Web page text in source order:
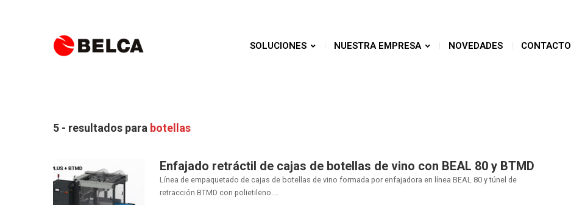
SOLUCIONES NUESTRA EMPRESA NOVEDADES CONTACTO
5 - resultados para botellas
Enfajado retráctil de cajas de botellas de vino con BEAL 80 y BTMD
Línea de empaquetado de cajas de botellas de vino formada por enfajadora en línea BEAL 80 y túnel de
retracción BTMD con polietileno....